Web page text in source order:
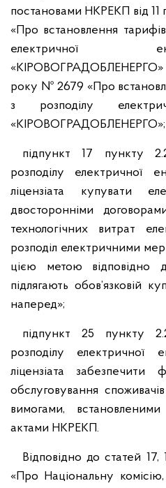
постановами НКРЕКП від
«Про встановлення
електричної
року № 2679 «Про
з розподілу
«КІРОВОГРАДОБЛЕНЕРГО»;
підпункт 17 пункту
розподілу електричної
ліцензіата купувати
двосторонніми
технологічних витрат
розподіл електричними
цією метою відповідно
підлягають обов’язковій
наперед»;
підпункт 25 пункту
розподілу електричної
ліцензіата забезпечити
обслуговування
вимогами,
актами НКРЕКП.
Відповідно до статей
«Про Національну